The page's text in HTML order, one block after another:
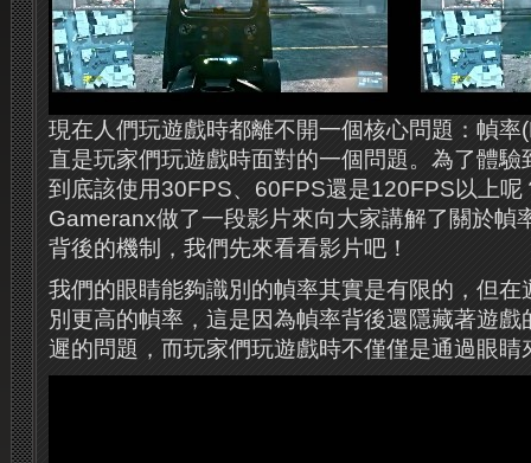
現在人們玩遊戲時都離不開一個核心問題：幀
直是玩家們玩遊戲時面對的一個問題。為了體驗
到底該使用30FPS、60FPS還是120FPS以上呢
Gameranx做了一段影片來向大家講解了關於幀
背後的機制，我們先來看看影片吧！
我們的眼睛能夠識別的幀率其實是有限的，但在
別更高的幀率，這是因為幀率背後還隱藏著遊
遲的問題，而玩家們玩遊戲時不僅僅是通過眼睛